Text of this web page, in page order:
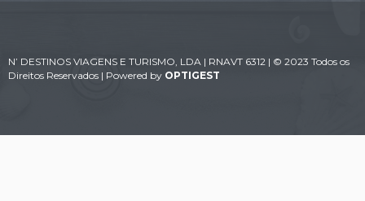
N’ DESTINOS VIAGENS E TURISMO, LDA | RNAVT 6312 | © 2023 Todos os
Direitos Reservados | Powered by OPTIGEST